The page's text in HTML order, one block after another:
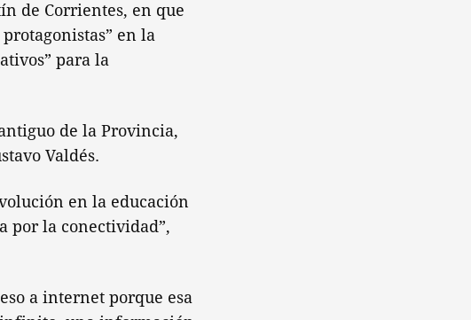
de Corrientes, en que
en la
para la
de la Provincia,
Valdés.
en la educación
por la conectividad”,
a internet porque esa